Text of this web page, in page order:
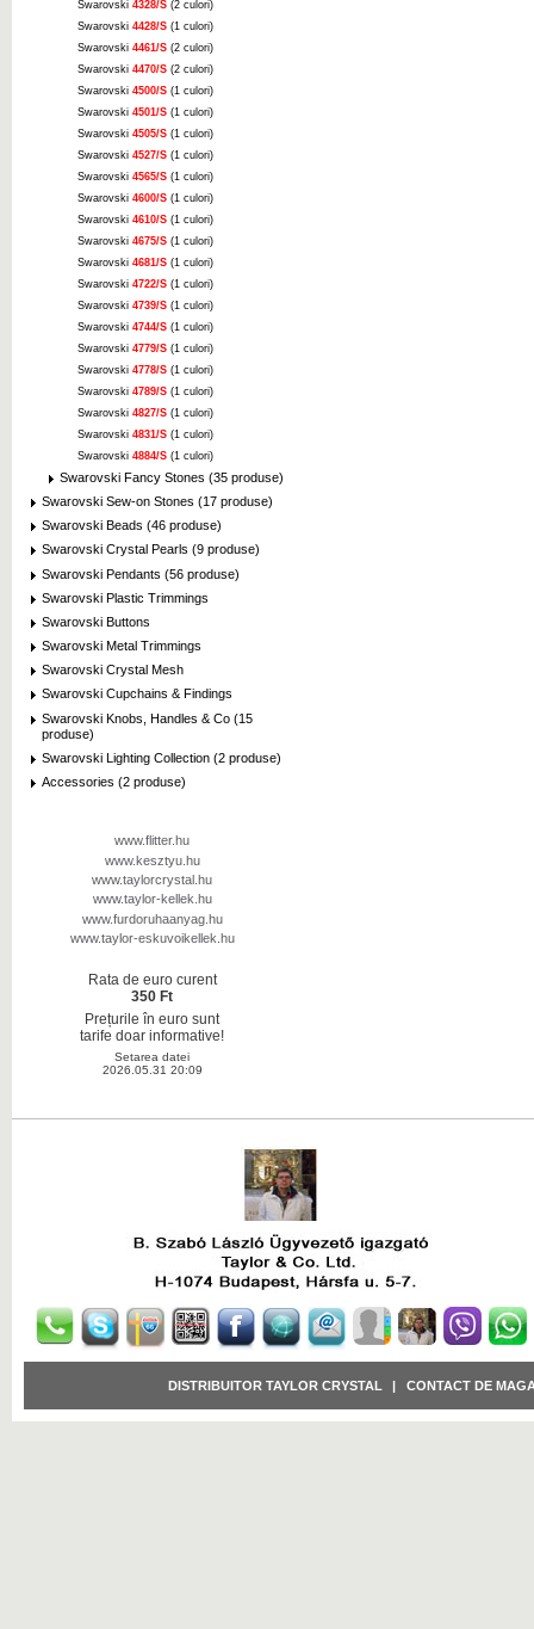
Swarovski 4328/S (2 culori)
Swarovski 4428/S (1 culori)
Swarovski 4461/S (2 culori)
Swarovski 4470/S (2 culori)
Swarovski 4500/S (1 culori)
Swarovski 4501/S (1 culori)
Swarovski 4505/S (1 culori)
Swarovski 4527/S (1 culori)
Swarovski 4565/S (1 culori)
Swarovski 4600/S (1 culori)
Swarovski 4610/S (1 culori)
Swarovski 4675/S (1 culori)
Swarovski 4681/S (1 culori)
Swarovski 4722/S (1 culori)
Swarovski 4739/S (1 culori)
Swarovski 4744/S (1 culori)
Swarovski 4779/S (1 culori)
Swarovski 4778/S (1 culori)
Swarovski 4789/S (1 culori)
Swarovski 4827/S (1 culori)
Swarovski 4831/S (1 culori)
Swarovski 4884/S (1 culori)
Swarovski Fancy Stones (35 produse)
Swarovski Sew-on Stones (17 produse)
Swarovski Beads (46 produse)
Swarovski Crystal Pearls (9 produse)
Swarovski Pendants (56 produse)
Swarovski Plastic Trimmings
Swarovski Buttons
Swarovski Metal Trimmings
Swarovski Crystal Mesh
Swarovski Cupchains & Findings
Swarovski Knobs, Handles & Co (15
produse)
Swarovski Lighting Collection (2 produse)
Accessories (2 produse)
www.flitter.hu
www.kesztyu.hu
www.taylorcrystal.hu
www.taylor-kellek.hu
www.furdoruhaanyag.hu
www.taylor-eskuvoikellek.hu
Rata de euro curent
350 Ft
Prețurile în euro sunt
tarife doar informative!
Setarea datei
2026.05.31 20:09
DISTRIBUITOR TAYLOR CRYSTAL CONTACT DE